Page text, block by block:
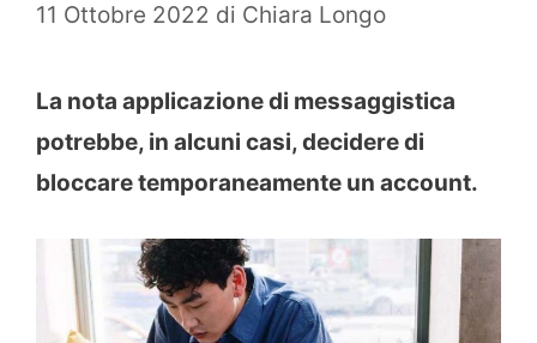
11 Ottobre 2022 di Chiara Longo
La nota applicazione di messaggistica
potrebbe, in alcuni casi, decidere di
bloccare temporaneamente un account.